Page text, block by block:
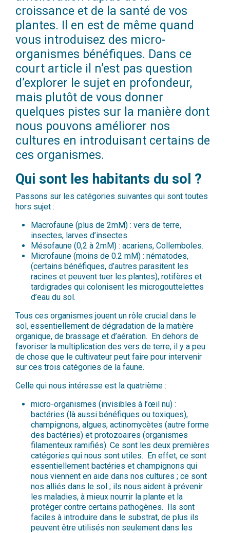
croissance et de la santé de vos
plantes. Il en est de même quand
vous introduisez des micro-
organismes bénéfiques. Dans ce
court article il n’est pas question
d’explorer le sujet en profondeur,
mais plutôt de vous donner
quelques pistes sur la manière dont
nous pouvons améliorer nos
cultures en introduisant certains de
ces organismes.
Qui sont les habitants du sol ?
Passons sur les catégories suivantes qui sont toutes
hors sujet :
Macrofaune (plus de 2mM) : vers de terre,
insectes, larves d’insectes.
Mésofaune (0,2 à 2mM) : acariens, Collemboles.
Microfaune (moins de 0.2 mM) : nématodes,
(certains bénéfiques, d’autres parasitent les
racines et peuvent tuer les plantes), rotifères et
tardigrades qui colonisent les microgouttelettes
d’eau du sol.
Tous ces organismes jouent un rôle crucial dans le
sol, essentiellement de dégradation de la matière
organique, de brassage et d’aération. En dehors de
favoriser la multiplication des vers de terre, il y a peu
de chose que le cultivateur peut faire pour intervenir
sur ces trois catégories de la faune.
Celle qui nous intéresse est la quatrième :
micro-organismes (invisibles à l’œil nu) :
bactéries (là aussi bénéfiques ou toxiques),
champignons, algues, actinomycètes (autre forme
des bactéries) et protozoaires (organismes
filamenteux ramifiés). Ce sont les deux premières
catégories qui nous sont utiles. En effet, ce sont
essentiellement bactéries et champignons qui
nous viennent en aide dans nos cultures ; ce sont
nos alliés dans le sol ; ils nous aident à prévenir
les maladies, à mieux nourrir la plante et la
protéger contre certains pathogènes. Ils sont
faciles à introduire dans le substrat, de plus ils
peuvent être utilisés non seulement dans les